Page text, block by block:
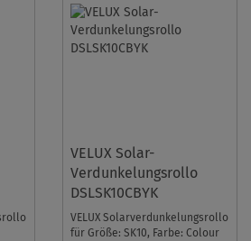
VELUX Solar-
Verdunkelungsrollo
DSLSK10CBYK
VELUX Solarverdunkelungsrollo
für Größe: SK10, Farbe: Colour